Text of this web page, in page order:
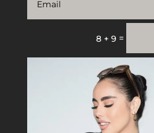
8 + 9 =
DOWNLOAD